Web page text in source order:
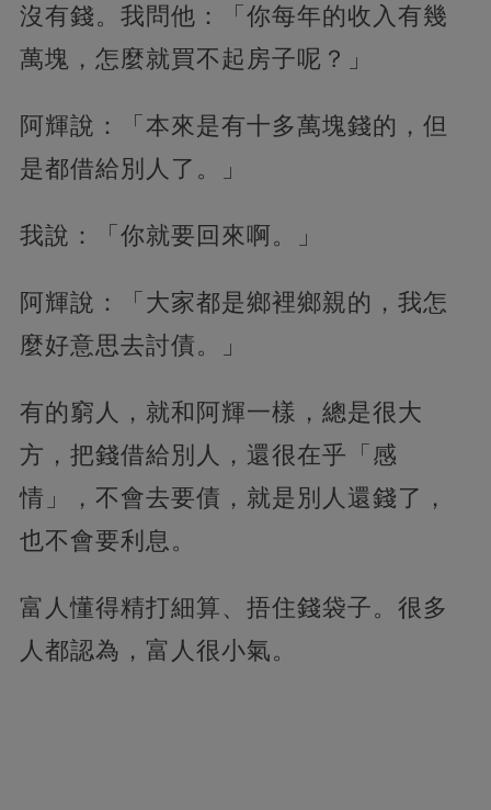
沒有錢。我問他：「你每年的收入有幾
萬塊，怎麼就買不起房子呢？」
阿輝說：「本來是有十多萬塊錢的，但
是都借給別人了。」
我說：「你就要回來啊。」
阿輝說：「大家都是鄉裡鄉親的，我怎
麼好意思去討債。」
有的窮人，就和阿輝一樣，總是很大
方，把錢借給別人，還很在乎「感
情」，不會去要債，就是別人還錢了，
也不會要利息。
富人懂得精打細算、捂住錢袋子。很多
人都認為，富人很小氣。